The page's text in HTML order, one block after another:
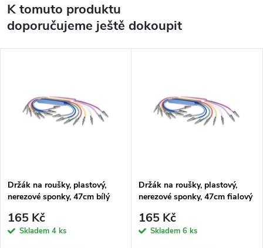
K tomuto produktu
doporučujeme ještě dokoupit
Držák na roušky, plastový,
nerezové sponky, 47cm bílý
165 Kč
Skladem 4 ks
Držák na roušky, plastový,
nerezové sponky, 47cm fialový
165 Kč
Skladem 6 ks